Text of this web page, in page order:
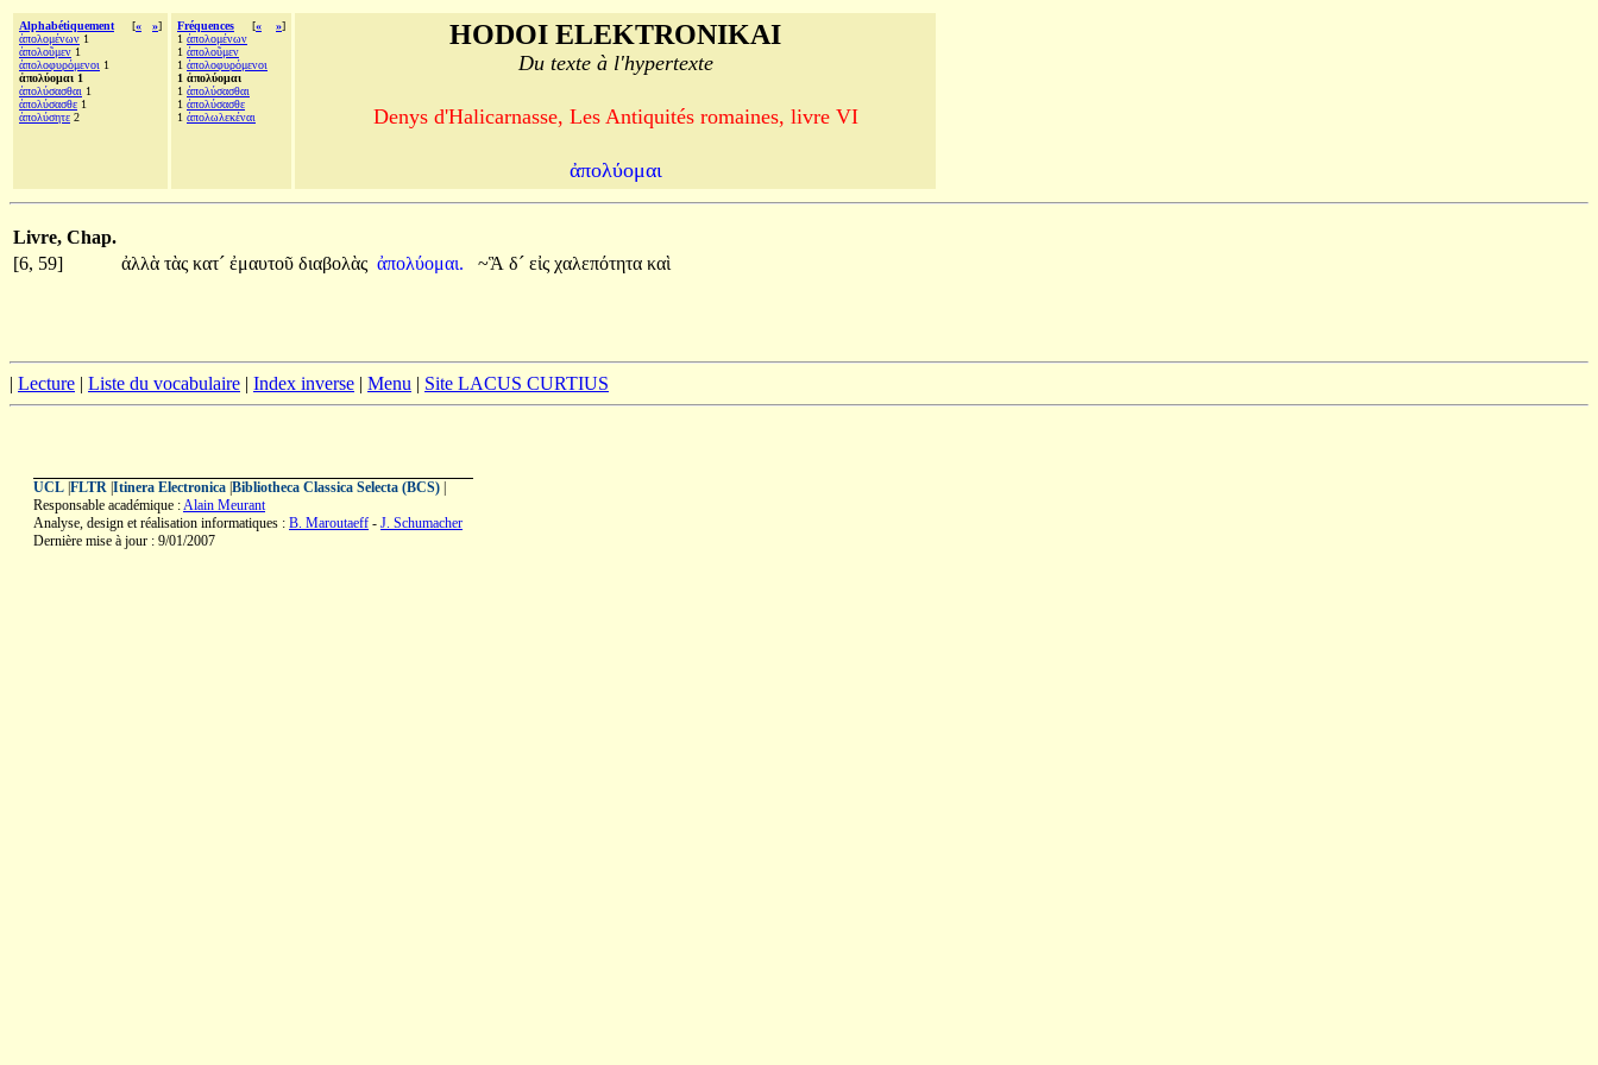
Alphabétiquement [« »]
ἀπολομένων 1
ἀπολοῦμεν 1
ἀπολοφυρόμενοι 1
ἀπολύομαι 1
ἀπολύσασθαι 1
ἀπολύσασθε 1
ἀπολύσητε 2
Fréquences [« »]
1 ἀπολομένων
1 ἀπολοῦμεν
1 ἀπολοφυρόμενοι
1 ἀπολύομαι
1 ἀπολύσασθαι
1 ἀπολύσασθε
1 ἀπολωλεκέναι
HODOI ELEKTRONIKAI
Du texte à l'hypertexte
Denys d'Halicarnasse, Les Antiquités romaines, livre VI
ἀπολύομαι
Livre, Chap.
[6, 59]
ἀλλὰ τὰς κατ´ ἐμαυτοῦ διαβολὰς ἀπολύομαι. ~Ἃ δ´ εἰς χαλεπότητα καὶ
| Lecture | Liste du vocabulaire | Index inverse | Menu | Site LACUS CURTIUS
UCL FLTR Itinera Electronica Bibliotheca Classica Selecta (BCS)
Responsable académique :Alain Meurant
Analyse, design et réalisation informatiques : B. Maroutaeff - J. Schumacher
Dernière mise à jour : 9/01/2007